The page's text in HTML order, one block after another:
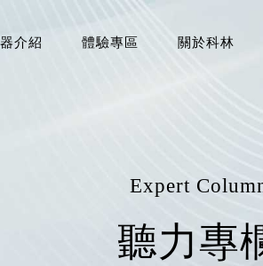
介紹 體驗專區 關於科林
Expert
聽力專